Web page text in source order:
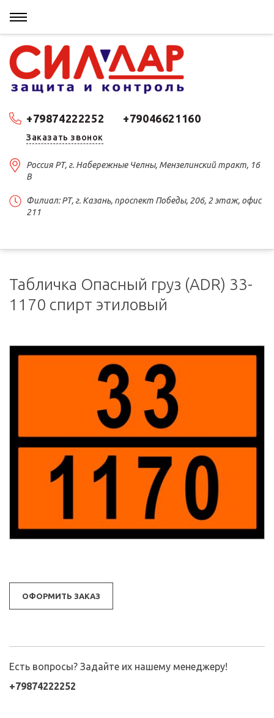
+79874222252 +79046621160
Заказать звонок
Россия РТ, г. Набережные Челны, Мензелинский тракт, 16
В
Филиал: РТ, г. Казань, проспект Победы, 206, 2 этаж, офис
211
Табличка Опасный груз (ADR) 33-
1170 спирт этиловый
ОФОРМИТЬ ЗАКАЗ
Есть вопросы? Задайте их нашему менеджеру!
+79874222252